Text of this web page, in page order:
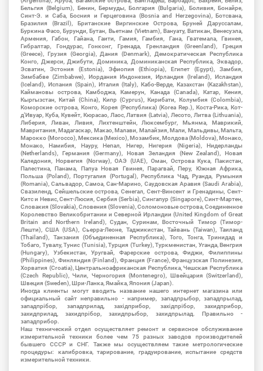
Бельгия (Belgium), Бенин, Бермуды, Болгария (Bulgaria), Боливия, Бонайре,
Синт-Э. и Саба, Босния и Герцеговина (Bosnia and Herzegovina), Ботсвана,
Бразилия (Brazil), Британские Виргинские Острова, Бруней Даруссалам,
Буркина Фасо, Бурунди, Бутан, Вьетнам (Vietnam), Вануату, Ватикан, Венесуэла,
Армения, Габон, Гайана, Гаити, Гамия, Гамбия, Гана, Гватемала, Гвинея,
Гибралтар, Гондурас, Гонконг, Гренада, Гренландия (Greenland), Греция
(Greece), Грузия (Georgia), Дания (Denmark), Демократическая Республика
Конго, Джерси, Джибути, Доминика, Доминиканская Республика, Эквадор,
Эсватин, Эстония (Estonia), Эфиопия (Ethiopia), Египет (Egypt), Замбия,
Зимбабве (Zimbabwe), Иордания Индонезия, Ирландия (Ireland), Исландия
(Iceland), Испания (Spain), Италия (Italy), Кабо-Верде, Казахстан (Kazakhstan),
Каймановы острова, Камбоджа, Камерун, Канада (Canada), Катар, Кения,
Кыргызстан, Китай (China), Кипр (Cyprus), Кирибати, Колумбия (Colombia),
Коморские острова, Конго, Корея (Республика) (Korea Rep.), Коста-Рика, Кот-
д'Ивуар, Куба, Кувейт, Кюрасао, Лаос, Латвия (Latvia), Лесото, Литва (Lithuania),
Либерия, Ливан, Ливия, Лихтенштейн, Люксембург, Мьянма, Маврикий,
Мавритания, Мадагаскар, Макао, Малави, Малайзия, Мали, Мальдивы, Мальта,
Марокко (Morocco), Мексика (Mexico), Мозамбик, Молдова (Moldova), Монако,
Монако, Намибия, Науру, Непал, Нигер, Нигерия (Nigeria), Нидерланды
(Netherlands), Германия (Germany), Новая Зеландия (New Zealand), Новая
Каледония, Норвегия (Norway), ОАЭ (UAE), Оман, Острова Кука, Пакистан,
Палестина, Панама, Папуа Новая Гвинея, Парагвай, Перу, Южная Африка,
Польша (Poland), Португалия (Portugal), Республика Чад, Руанда, Румыния
(Romania), Сальвадор, Самоа, Сан-Марино, Саудовская Аравия (Saudi Arabia),
Свазиленд, Сейшельские острова, Сенегал, Сент-Винсент и Гренадины, Сент-
Китс и Невис, Сент-Люсия, Сербия (Serbia), Сингапур (Singapore), Синт-Мартен,
Словакия (Slovakia), Словения (Slovenia), Соломоновые острова, Соединенное
Королевство Великобритании и Северной Ирландии (United Kingdom of Great
Britain and Northern Ireland), Судан, Суринам, Восточный Тимор (Тимор-
Лешти), США (USA), Сьерра-Леоне, Таджикистан, Тайвань (Taiwan), Таиланд
(Thailand), Танзания (Объединенная Республика), Того, Тонга, Тринидад и
Тобаго, Тувалу, Тунис (Tunisia), Турция (Turkey), Туркменистан, Уганда, Венгрия
(Hungary), Узбекистан, Уругвай, Фарерские острова, Фиджи, Филиппины
(Philippines), Финляндия (Finland), Франция (France), Французская Полинезия,
Хорватия (Croatia), Центральноафриканская Республика, Чешская Республика
(Czech Republic), Чили, Черногория (Montenegro), Швейцария (Switzerland),
Швеция (Sweden), Шри-Ланка, Ямайка, Япония (Japan).
Иногда клиенты могут вводить название нашего интернет магазина или
официальный сайт неправильно - например, западпрыбор, западпрылад,
западпрібор, западприлад, західприбор, західпрібор, захидприбор,
захидприлад, захидпрібор, захидпрыбор, захидпрылад. Правильно -
западприбор.
Наш технический отдел осуществляет ремонт и сервисное обслуживание
измерительной техники более чем 75 разных заводов производителей
бывшего СССР и СНГ. Также мы осуществляем такие метрологические
процедуры: калибровка, тарирование, градуирование, испытание средств
измерительной техники.